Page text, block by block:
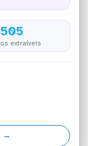
505
extraíveis
→